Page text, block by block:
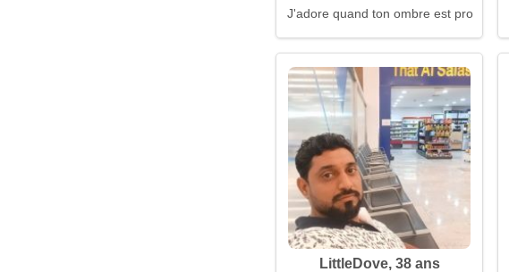
J'adore quand ton ombre est proche
LittleDove, 38 ans